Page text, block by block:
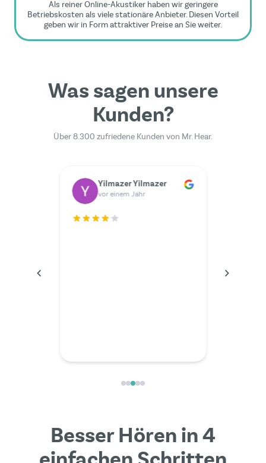
Als reiner Online-Akustiker haben wir geringere
Betriebskosten als viele stationäre Anbieter. Diesen Vorteil
geben wir in Form attraktiver Preise an Sie weiter.
Was sagen unsere
Kunden?
Über 8.300 zufriedene Kunden von Mr. Hear.
Yilmazer Yilmazer
vor einem Jahr
Besser Hören in 4